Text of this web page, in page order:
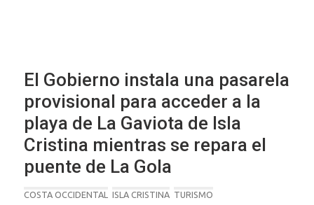
El Gobierno instala una pasarela
provisional para acceder a la
playa de La Gaviota de Isla
Cristina mientras se repara el
puente de La Gola
COSTA OCCIDENTAL ISLA CRISTINA TURISMO